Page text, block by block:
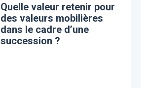
Quelle valeur retenir pour
des valeurs mobilières
dans le cadre d’une
succession ?